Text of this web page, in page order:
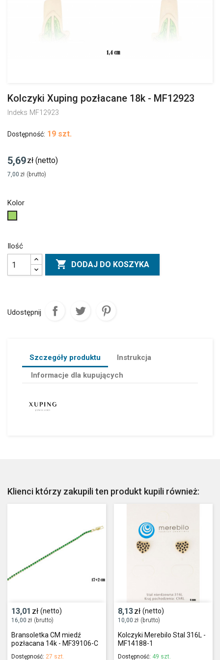
Kolczyki Xuping pozłacane 18k - MF12923
Indeks MF12923
Dostępność: 19 szt.
5,69zł (netto)
7,00 zł (brutto)
Kolor
Ilość
 DODAJ DO KOSZYKA
Udostępnij
Szczegóły produktu
Instrukcja
Informacje dla kupujących
Klienci którzy zakupili ten produkt kupili również:
13,01 zł (netto)
16,00 zł (brutto)
Bransoletka CM miedź
pozłacana 14k - MF39106-C
Dostępność: 27 szt.
8,13zł (netto)
10,00 zł (brutto)
Kolczyki Merebilo Stal 316L -
MF14188-1
Dostępność: 49 szt.